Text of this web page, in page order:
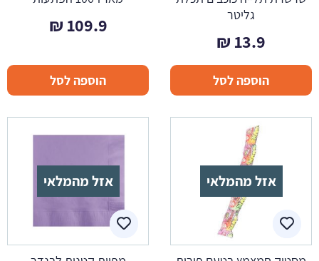
גליטר
13.9
₪
הוספה לסל
109.9
₪
הוספה לסל
אזל מהמלאי אזל מהמלאי